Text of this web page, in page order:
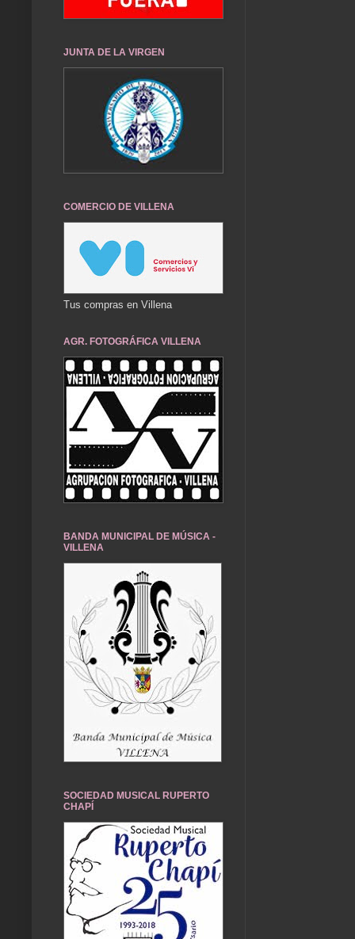
JUNTA DE LA VIRGEN
COMERCIO DE VILLENA
Tus compras en Villena
AGR. FOTOGRÁFICA VILLENA
BANDA MUNICIPAL DE MÚSICA -
VILLENA
SOCIEDAD MUSICAL RUPERTO
CHAPÍ